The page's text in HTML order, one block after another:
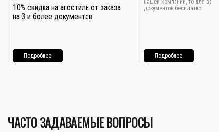
10% скидка на апостиль от заказа
на 3 и более документов.
Подробнее
нашей компании, то для вас
документов бесплатно!
Подробнее
ЧАСТО ЗАДАВАЕМЫЕ ВОПРОСЫ